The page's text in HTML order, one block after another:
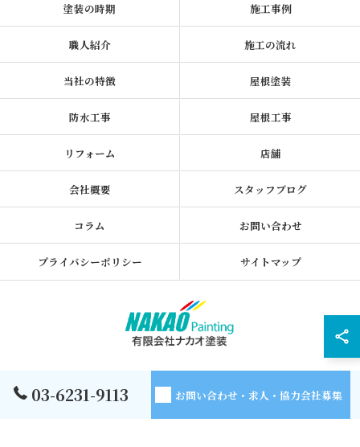
03-6231-9113 お問い合わせ・求人・協力会社募集
塗装の時期 施工事例
職人紹介 施工の流れ
当社の特徴 屋根塗装
防水工事 屋根工事
リフォーム 店舗
会社概要 スタッフブログ
コラム お問い合わせ
プライバシーポリシー サイトマップ
© 2026 東京都墨田区の外壁塗装なら有限会社ナカオ塗装 ALL RIGHTS
RESERVED.